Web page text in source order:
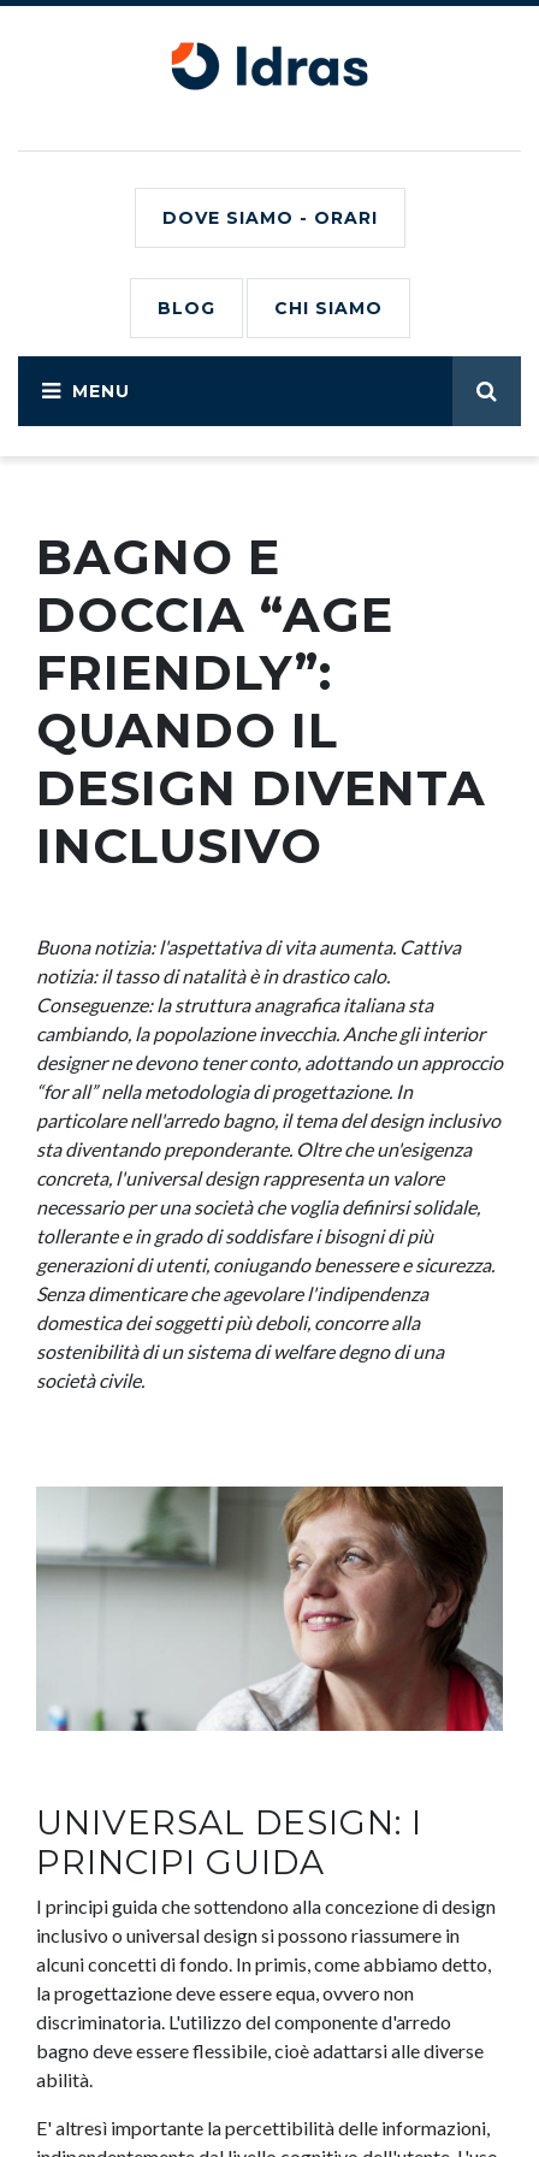
DOVE SIAMO - ORARI
BLOG CHI SIAMO
BAGNO E
DOCCIA “AGE
FRIENDLY”:
QUANDO IL
DESIGN DIVENTA
INCLUSIVO
Buona notizia: l'aspettativa di vita aumenta. Cattiva
notizia: il tasso di natalità è in drastico calo.
Conseguenze: la struttura anagrafica italiana sta
cambiando, la popolazione invecchia. Anche gli interior
designer ne devono tener conto, adottando un approccio
“for all” nella metodologia di progettazione. In
particolare nell'arredo bagno, il tema del design inclusivo
sta diventando preponderante. Oltre che un'esigenza
concreta, l'universal design rappresenta un valore
necessario per una società che voglia definirsi solidale,
tollerante e in grado di soddisfare i bisogni di più
generazioni di utenti, coniugando benessere e sicurezza.
Senza dimenticare che agevolare l'indipendenza
domestica dei soggetti più deboli, concorre alla
sostenibilità di un sistema di welfare degno di una
società civile.
UNIVERSAL DESIGN: I
PRINCIPI GUIDA
I principi guida che sottendono alla concezione di design
inclusivo o universal design si possono riassumere in
alcuni concetti di fondo. In primis, come abbiamo detto,
la progettazione deve essere equa, ovvero non
discriminatoria. L'utilizzo del componente d'arredo
bagno deve essere flessibile, cioè adattarsi alle diverse
abilità.
E' altresì importante la percettibilità delle informazioni,